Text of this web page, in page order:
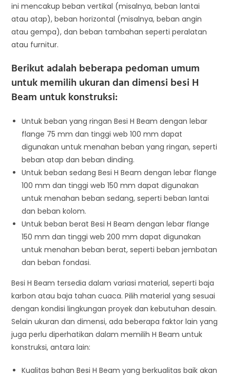
ini mencakup beban vertikal (misalnya, beban lantai
atau atap), beban horizontal (misalnya, beban angin
atau gempa), dan beban tambahan seperti peralatan
atau furnitur.
Berikut adalah beberapa pedoman umum
untuk memilih ukuran dan dimensi besi H
Beam untuk konstruksi:
Untuk beban yang ringan Besi H Beam dengan lebar
flange 75 mm dan tinggi web 100 mm dapat
digunakan untuk menahan beban yang ringan, seperti
beban atap dan beban dinding.
Untuk beban sedang Besi H Beam dengan lebar flange
100 mm dan tinggi web 150 mm dapat digunakan
untuk menahan beban sedang, seperti beban lantai
dan beban kolom.
Untuk beban berat Besi H Beam dengan lebar flange
150 mm dan tinggi web 200 mm dapat digunakan
untuk menahan beban berat, seperti beban jembatan
dan beban fondasi.
Besi H Beam tersedia dalam variasi material, seperti baja
karbon atau baja tahan cuaca. Pilih material yang sesuai
dengan kondisi lingkungan proyek dan kebutuhan desain.
Selain ukuran dan dimensi, ada beberapa faktor lain yang
juga perlu diperhatikan dalam memilih H Beam untuk
konstruksi, antara lain:
Kualitas bahan Besi H Beam yang berkualitas baik akan